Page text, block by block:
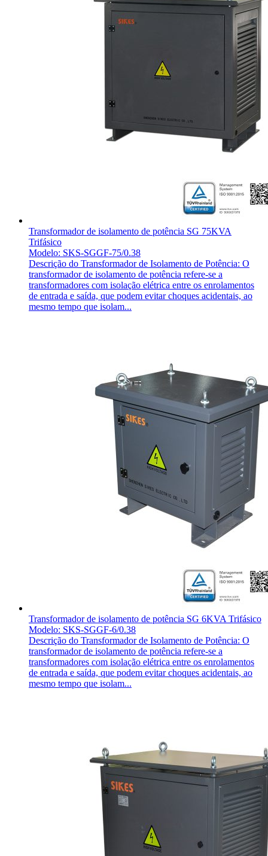
Transformador de isolamento de potência SG 75KVA
Trifásico
Modelo: SKS-SGGF-75/0.38
Descrição do Transformador de Isolamento de Potência: O
transformador de isolamento de potência refere-se a
transformadores com isolação elétrica entre os enrolamentos
de entrada e saída, que podem evitar choques acidentais, ao
mesmo tempo que isolam...
Transformador de isolamento de potência SG 6KVA Trifásico
Modelo: SKS-SGGF-6/0.38
Descrição do Transformador de Isolamento de Potência: O
transformador de isolamento de potência refere-se a
transformadores com isolação elétrica entre os enrolamentos
de entrada e saída, que podem evitar choques acidentais, ao
mesmo tempo que isolam...